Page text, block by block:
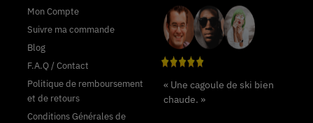
Mon Compte
Suivre ma commande
Blog
F.A.Q / Contact
Politique de remboursement
et de retours
Conditions Générales de
« Une cagoule de ski bien
chaude. »